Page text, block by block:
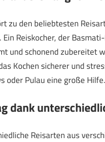
zu den beliebtesten
Reiskocher, der
und schonend zubereitet
Kochen sicherer und
oder Pulau eine große Hilfe.
dank
Reisarten aus